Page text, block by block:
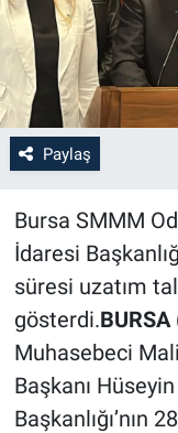
Paylaş
Bursa SMMM
İdaresi
süresi uzatım
gösterdi.BURSA
Muhasebeci
Başkanı
Başkanlığı’nın